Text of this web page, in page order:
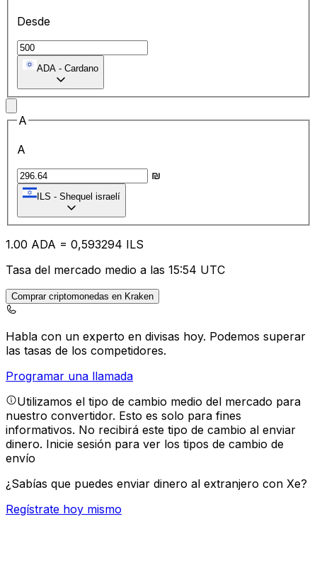
Desde
ADA - Cardano
A
A
₪
ILS - Shequel israelí
1.00 ADA = 0,593294 ILS
Tasa del mercado medio a las 15:54 UTC
Comprar criptomonedas en Kraken
Habla con un experto en divisas hoy. Podemos superar
las tasas de los competidores.
Programar una llamada
Utilizamos el tipo de cambio medio del mercado para
nuestro convertidor. Esto es solo para fines
informativos. No recibirá este tipo de cambio al enviar
dinero. Inicie sesión para ver los tipos de cambio de
envío
¿Sabías que puedes enviar dinero al extranjero con Xe?
Regístrate hoy mismo